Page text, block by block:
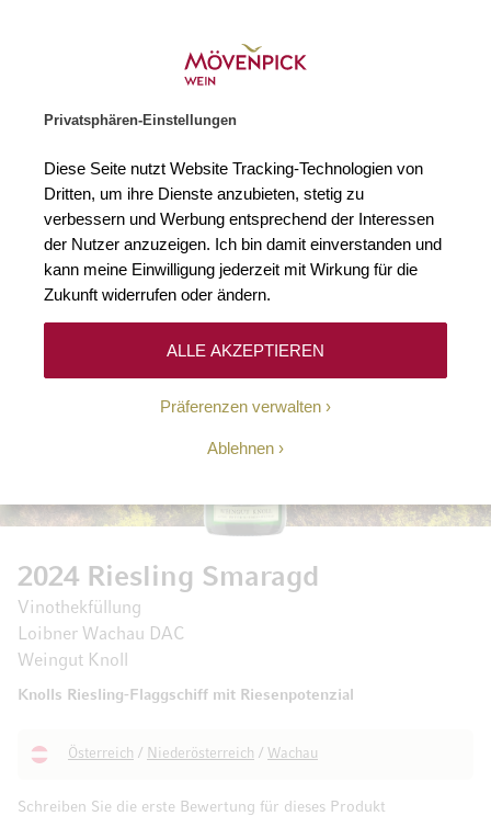
Privatsphären-Einstellungen
Diese Seite nutzt Website Tracking-Technologien von
Dritten, um ihre Dienste anzubieten, stetig zu
verbessern und Werbung entsprechend der Interessen
der Nutzer anzuzeigen. Ich bin damit einverstanden und
kann meine Einwilligung jederzeit mit Wirkung für die
Zukunft widerrufen oder ändern.
Präferenzen verwalten
Ablehnen
ALLE AKZEPTIEREN
Schreiben Sie die erste Bewertung für dieses Produkt
2024 Riesling Smaragd
Vinothekfüllung
Loibner Wachau DAC
Weingut Knoll
Knolls Riesling-Flaggschiff mit Riesenpotenzial
Österreich / Niederösterreich / Wachau
Zum Ende der Bildgalerie springen
Zum Anfang der